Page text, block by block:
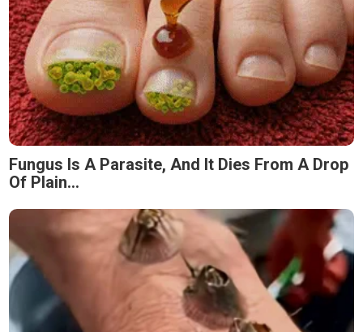
Fungus Is A Parasite, And It Dies From A Drop
Of Plain...